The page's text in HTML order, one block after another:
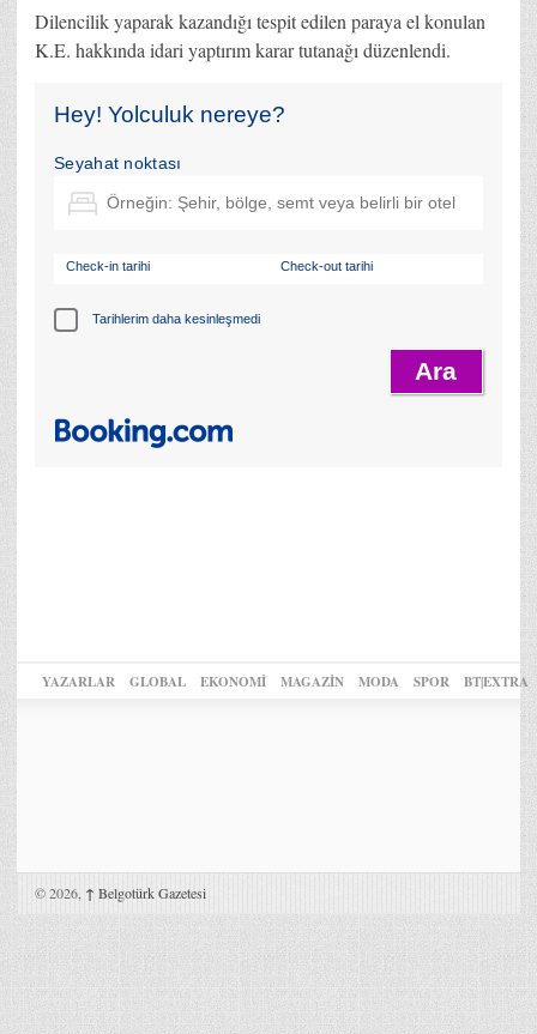
Dilencilik yaparak kazandığı tespit edilen paraya el konulan
K.E. hakkında idari yaptırım karar tutanağı düzenlendi.
Hey! Yolculuk nereye?
Seyahat noktası
Check-in tarihi Check-out tarihi
Tarihlerim daha kesinleşmedi
YAZARLAR GLOBAL EKONOMİ MAGAZİN MODA SPOR BT|EXTRA
© 2026, ↑ Belgotürk Gazetesi